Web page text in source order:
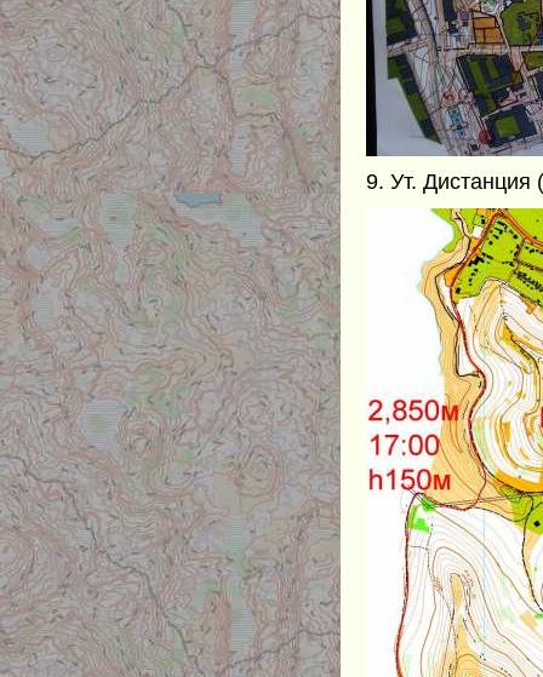
9. Ут. Дистанция